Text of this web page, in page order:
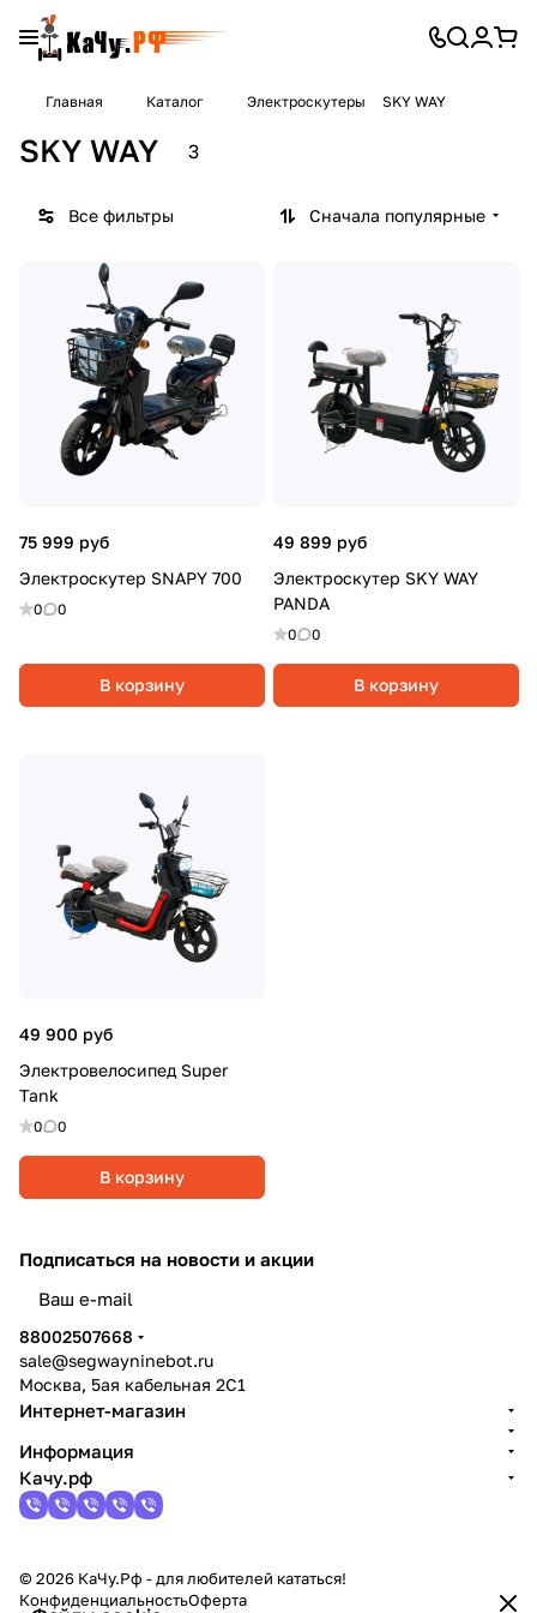
Главная Каталог Электроскутеры SKY WAY
SKY WAY 3
Все фильтры Сначала популярные
75 999 руб
Электроскутер SNAPY 700
0 0
В корзину
49 899 руб
Электроскутер SKY WAY
PANDA
0 0
В корзину
49 900 руб
Электровелосипед Super
Tank
0 0
В корзину
Подписаться на новости и акции
88002507668
sale@segwayninebot.ru
Москва, 5ая кабельная 2С1
Интернет-магазин
Информация
Качу.рф
© 2026 КаЧу.Рф - для любителей кататься!
КонфиденциальностьОферта